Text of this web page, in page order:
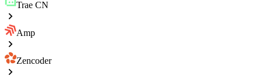
Trae CN
Amp
Zencoder